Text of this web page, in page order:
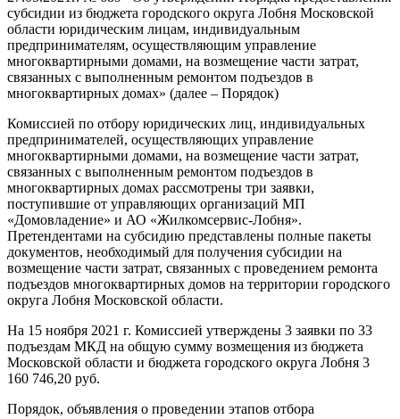
субсидии из бюджета городского округа Лобня Московской
области юридическим лицам, индивидуальным
предпринимателям, осуществляющим управление
многоквартирными домами, на возмещение части затрат,
связанных с выполненным ремонтом подъездов в
многоквартирных домах» (далее – Порядок)
Комиссией по отбору юридических лиц, индивидуальных
предпринимателей, осуществляющих управление
многоквартирными домами, на возмещение части затрат,
связанных с выполненным ремонтом подъездов в
многоквартирных домах рассмотрены три заявки,
поступившие от управляющих организаций МП
«Домовладение» и АО «Жилкомсервис-Лобня».
Претендентами на субсидию представлены полные пакеты
документов, необходимый для получения субсидии на
возмещение части затрат, связанных с проведением ремонта
подъездов многоквартирных домов на территории городского
округа Лобня Московской области.
На 15 ноября 2021 г. Комиссией утверждены 3 заявки по 33
подъездам МКД на общую сумму возмещения из бюджета
Московской области и бюджета городского округа Лобня 3
160 746,20 руб.
Порядок, объявления о проведении этапов отбора